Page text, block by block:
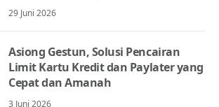
29 Juni 2026
Asiong Gestun, Solusi Pencairan
Limit Kartu Kredit dan Paylater yang
Cepat dan Amanah
3 Juni 2026